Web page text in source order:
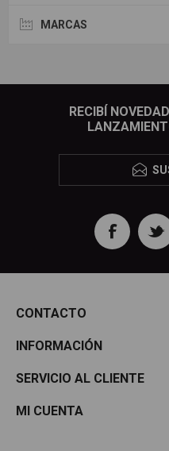
MARCAS
RECIBÍ
CONTACTO
INFORMACIÓN
SERVICIO AL CLIENTE
MI CUENTA